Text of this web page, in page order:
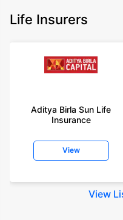
Policybazaar does not endorse,
+On the basis of your profile
years of age, rounded off to
insurance for an 18 year-old
diseases, cover upto 30 years of
old male, non-smoker, with no
Life Insurers
Aditya Birla Sun Life
Insurance
View
View